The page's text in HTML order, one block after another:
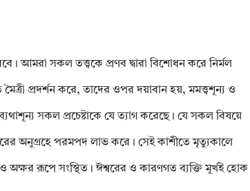
আমরা সকল তত্ত্বকে প্রণব দ্বারা বিশোধন করে নির্মল
প্রদর্শন করে, তাদের ওপর দয়াবান হয়, মমত্ত্বশূন্য ও
সকল প্রচেষ্টাকে যে ত্যাগ করেছে। যে সকল বিষয়ে
অনুগ্রহে পরমপদ লাভ করে। সেই কাশীতে মৃত্যুকালে
ও অক্ষর রূপে সংস্থিত। ঈশ্বরের ও কারণগত ব্যক্তি মূর্খই হোক